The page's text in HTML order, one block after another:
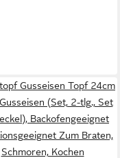
Gusseisen Topf 24cm
(Set, 2-tlg., Set
Backofengeeignet
Zum Braten,
Schmoren, Kochen